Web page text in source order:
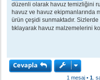
düzenli olarak havuz temizliğini
havuz ve havuz ekipmanlarında
ürün çeşidi sunmaktadır. Sizlerde
tıklayarak havuz malzemelerini
Cevapla
1 mesaj • 1 .